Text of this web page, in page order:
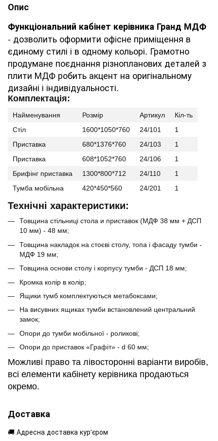
Опис
Функціональний кабінет керівника Гранд МДФ
- дозволить оформити офісне приміщення в
єдиному стилі і в одному кольорі. Грамотно
продумане поєднання різнопланових деталей з
плити МДФ робить акцент на оригінальному
дизайні і індивідуальності.
Комплектація:
Найменування Розмір Артикул
Кіл-ть
Стіл
1600*1050*760 24/101
1
Приставка
680*1376*760 24/103
1
Приставка
608*1052*760 24/106
1
Брифінг приставка
1300*800*712 24/110
1
Тумба мобільна
420*450*560 24/201 1
Технічні характеристики:
Товщина стільниці стола и приставок (МДФ 38 мм + ДСП
10 мм) - 48 мм;
Товщина накладок на стоєві столу, топа і фасаду тумби -
МДФ 19 мм;
Товщина основи столу і корпусу тумби - ДСП 18 мм;
Кромка колір в колір;
Ящики тумб комплектуються метабоксами;
На висувних ящиках тумби встановлений центральний
замок;
Опори до тумби мобільної - роликові;
Опори до приставок «Графіт» - d 60 мм;
Можливі право та лівосторонні варіанти виробів,
всі елементи кабінету керівника продаються
окремо.
Доставка
🚚 Адресна доставка кур'єром